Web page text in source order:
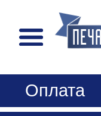
Оплата